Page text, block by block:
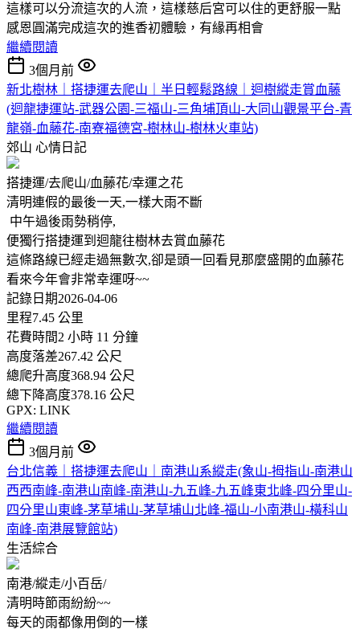
這樣可以分流這次的人流，這樣慈后宮可以住的更舒服一點
感恩圓滿完成這次的進香初體驗，有緣再相會
繼續閱讀
3個月前
新北樹林｜搭捷運去爬山｜半日輕鬆路線｜迴樹縱走賞血藤
(迴龍捷運站-武器公園-三福山-三角埔頂山-大同山觀景平台-青
龍嶺-血藤花-南寮福德宮-樹林山-樹林火車站)
郊山 心情日記
搭捷運/去爬山/血藤花/幸運之花
清明連假的最後一天,一樣大雨不斷
中午過後雨勢稍停,
便獨行搭捷運到迴龍往樹林去賞血藤花
這條路線已經走過無數次,卻是頭一回看見那麼盛開的血藤花
看來今年會非常幸運呀~~
記錄日期2026-04-06
里程7.45 公里
花費時間2 小時 11 分鐘
高度落差267.42 公尺
總爬升高度368.94 公尺
總下降高度378.16 公尺
GPX: LINK
繼續閱讀
3個月前
台北信義｜搭捷運去爬山｜南港山系縱走(象山-拇指山-南港山
西西南峰-南港山南峰-南港山-九五峰-九五峰東北峰-四分里山-
四分里山東峰-茅草埔山-茅草埔山北峰-福山-小南港山-橫科山
南峰-南港展覽館站)
生活綜合
南港/縱走/小百岳/
清明時節雨紛紛~~
每天的雨都像用倒的一樣